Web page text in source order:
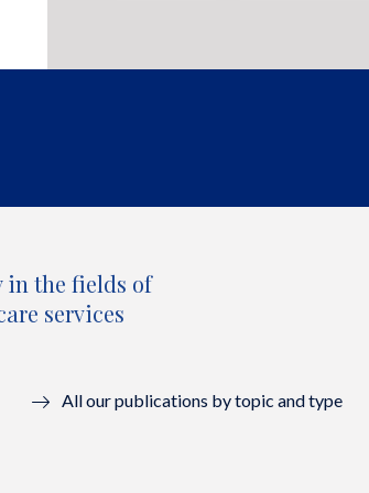
the fields of
services
All our publications by topic and type